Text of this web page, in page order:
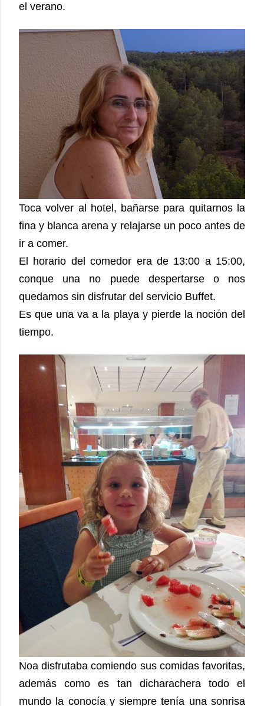
el verano.
Toca volver al hotel, bañarse para quitarnos la
fina y blanca arena y relajarse un poco antes de
ir a comer.
El horario del comedor era de 13:00 a 15:00,
conque una no puede despertarse o nos
quedamos sin disfrutar del servicio Buffet.
Es que una va a la playa y pierde la noción del
tiempo.
Noa disfrutaba comiendo sus comidas favoritas,
además como es tan dicharachera todo el
mundo la conocía y siempre tenía una sonrisa